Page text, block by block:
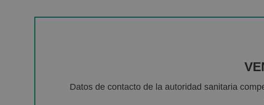
Datos de contacto de la autoridad sanitaria